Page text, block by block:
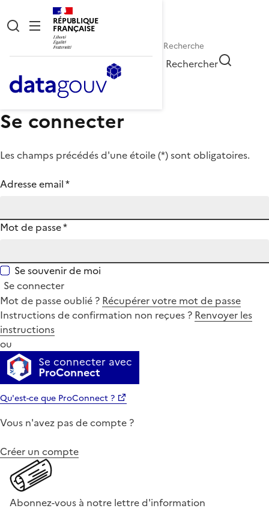
RÉPUBLIQUE
FRANÇAISE
Rechercher
Se connecter
Les champs précédés d'une étoile (*) sont obligatoires.
Adresse email*
Mot de passe*
Se souvenir de moi
Se connecter
Mot de passe oublié ? Récupérer votre mot de passe
Instructions de confirmation non reçues ? Renvoyer les
instructions
ou
Se connecter avec
ProConnect
Qu'est-ce que ProConnect ?
Vous n'avez pas de compte ?
Créer un compte
Abonnez-vous à notre lettre d'information